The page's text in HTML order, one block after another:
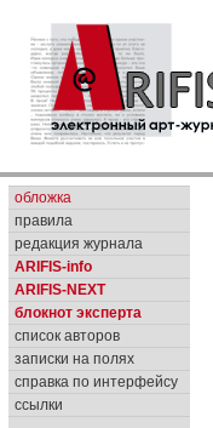
обложка
правила
редакция журнала
ARIFIS-info
ARIFIS-NEXT
блокнот эксперта
список авторов
записки на полях
справка по интерфейсу
ссылки